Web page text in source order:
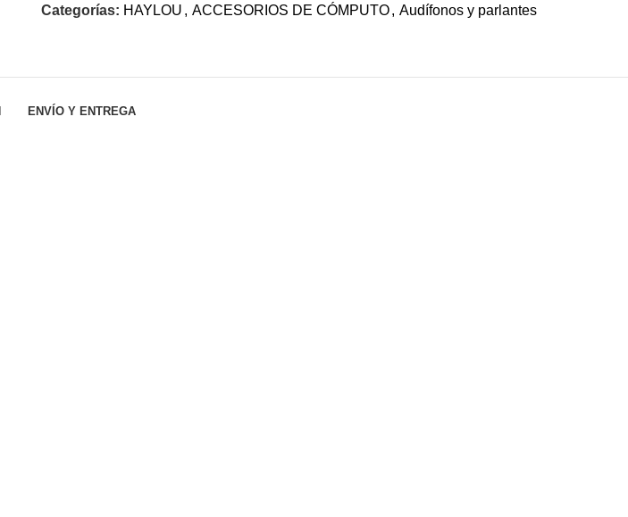
Categorías: HAYLOU , ACCESORIOS DE CÓMPUTO, Audífonos y parlantes
ENVÍO Y ENTREGA